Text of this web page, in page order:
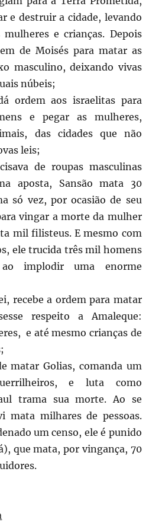
e destruir a cidade, levando
mulheres e crianças. Depois
de Moisés para matar as
masculino, deixando vivas
núbeis;
ordem aos israelitas para
e pegar as mulheres,
das cidades que não
leis;
de roupas masculinas
aposta, Sansão mata 30
só vez, por ocasião de seu
vingar a morte da mulher
mil filisteus. E mesmo com
ele trucida três mil homens
implodir uma enorme
recebe a ordem para matar
respeito a Amaleque:
e até mesmo crianças de
matar Golias, comanda um
e luta como
trama sua morte. Ao se
mata milhares de pessoas.
um censo, ele é punido
que mata, por vingança, 70